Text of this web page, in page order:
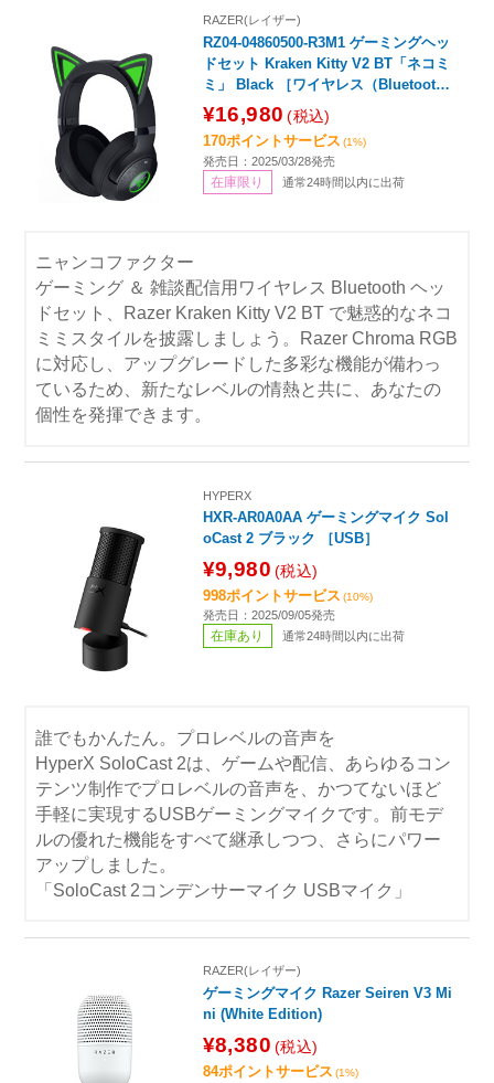
RAZER(レイザー)
RZ04-04860500-R3M1 ゲーミングヘッ
ドセット Kraken Kitty V2 BT「ネコミ
ミ」 Black ［ワイヤレス（Bluetoot
h） /両耳 /ヘッドバンドタイプ］
¥16,980 (税込)
170ポイントサービス (1%)
発売日：2025/03/28発売
在庫限り 通常24時間以内に出荷
ニャンコファクター
ゲーミング ＆ 雑談配信用ワイヤレス Bluetooth ヘッ
ドセット、Razer Kraken Kitty V2 BT で魅惑的なネコ
ミミスタイルを披露しましょう。Razer Chroma RGB
に対応し、アップグレードした多彩な機能が備わっ
ているため、新たなレベルの情熱と共に、あなたの
個性を発揮できます。
HYPERX
HXR-AR0A0AA ゲーミングマイク Sol
oCast 2 ブラック ［USB］
¥9,980 (税込)
998ポイントサービス (10%)
発売日：2025/09/05発売
在庫あり 通常24時間以内に出荷
誰でもかんたん。プロレベルの音声を
HyperX SoloCast 2は、ゲームや配信、あらゆるコン
テンツ制作でプロレベルの音声を、かつてないほど
手軽に実現するUSBゲーミングマイクです。前モデ
ルの優れた機能をすべて継承しつつ、さらにパワー
アップしました。
「SoloCast 2コンデンサーマイク USBマイク」
RAZER(レイザー)
ゲーミングマイク Razer Seiren V3 Mi
ni (White Edition)
¥8,380 (税込)
84ポイントサービス (1%)